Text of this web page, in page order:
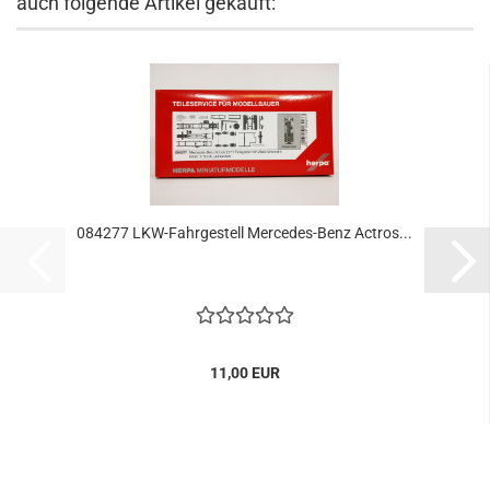
084277 LKW-Fahrgestell Mercedes-Benz Actros...
11,00 EUR